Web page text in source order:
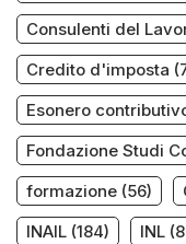
Consulenti del
Credito d'imposta
Esonero
Fondazione Studi
formazione (56)
INAIL (184) INL